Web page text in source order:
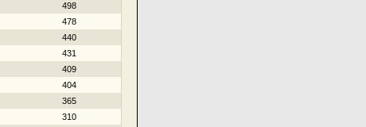
498
478
440
431
409
404
365
310